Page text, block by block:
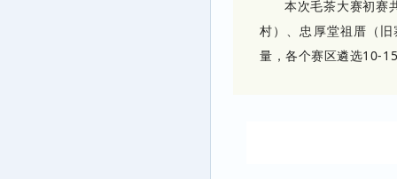
本次毛茶大赛初赛
村）、忠厚堂祖厝（
量，各个赛区遴选10-